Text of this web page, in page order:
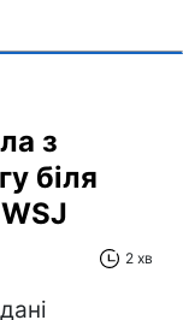
з
біля
2 хв